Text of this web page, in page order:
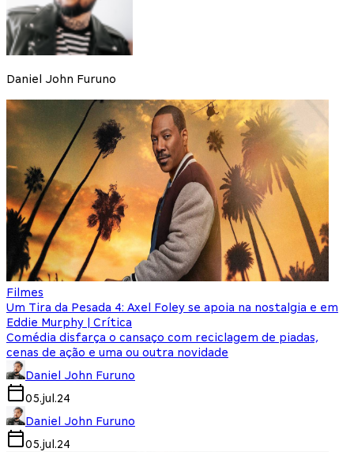
Daniel John Furuno
Filmes
Um Tira da Pesada 4: Axel Foley se apoia na nostalgia e em
Eddie Murphy | Crítica
Comédia disfarça o cansaço com reciclagem de piadas,
cenas de ação e uma ou outra novidade
Daniel John Furuno
05.jul.24
Daniel John Furuno
05.jul.24